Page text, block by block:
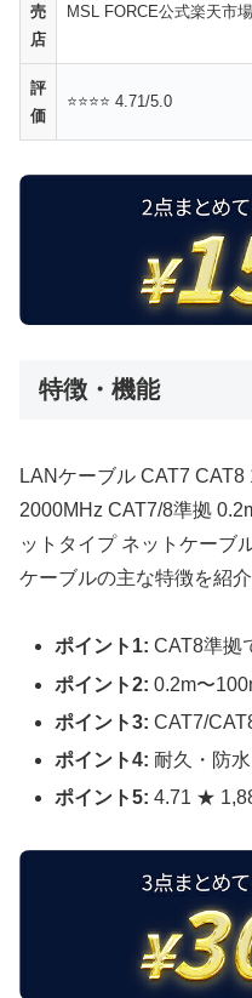
売
店
MSL FORCE公式楽天市
評
価
⭐⭐⭐⭐ 4.71/5.0
特徴・機能
LANケーブル CAT7
2000MHz CAT7/8準拠
ットタイプ ネットケーブ
ケーブルの主な特徴を紹介
ポイント1: CAT8準拠
ポイント2: 0.2m〜
ポイント3: CAT7/
ポイント4: 耐久・防
ポイント5: 4.71 ★